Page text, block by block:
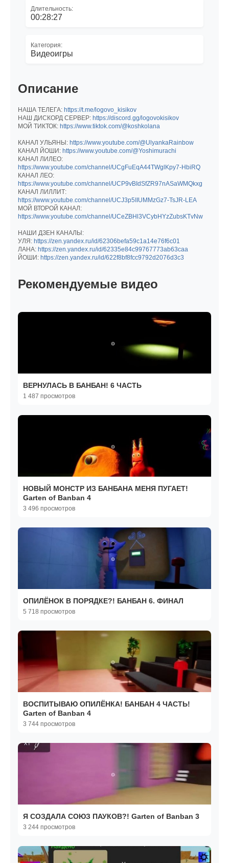
Длительность:
00:28:27
Категория:
Видеоигры
Описание
НАША ТЕЛЕГА: https://t.me/logovo_kisikov
НАШ ДИСКОРД СЕРВЕР: https://discord.gg/logovokisikov
МОЙ ТИКТОК: https://www.tiktok.com/@koshkolana
КАНАЛ УЛЬЯНЫ: https://www.youtube.com/@UlyankaRainbow
КАНАЛ ЙОШИ: https://www.youtube.com/@Yoshimurachi
КАНАЛ ЛИЛЕО:
https://www.youtube.com/channel/UCgFuEqA44TWglKpy7-HbiRQ
КАНАЛ ЛЕО:
https://www.youtube.com/channel/UCP9vBIdSfZR97nASaWMQkxg
КАНАЛ ЛИЛЛИТ:
https://www.youtube.com/channel/UCJ3p5IIUMMzGz7-TsJR-LEA
МОЙ ВТОРОЙ КАНАЛ:
https://www.youtube.com/channel/UCeZBHl3VCybHYzZubsKTvNw
НАШИ ДЗЕН КАНАЛЫ:
УЛЯ: https://zen.yandex.ru/id/62306befa59c1a14e76f6c01
ЛАНА: https://zen.yandex.ru/id/62335e84c99767773ab63caa
ЙОШИ: https://zen.yandex.ru/id/622f8bf8fcc9792d2076d3c3
Рекомендуемые видео
ВЕРНУЛАСЬ В БАНБАН! 6 ЧАСТЬ
1 487 просмотров
НОВЫЙ МОНСТР ИЗ БАНБАНА МЕНЯ ПУГАЕТ!
Garten of Banban 4
3 496 просмотров
ОПИЛЁНОК В ПОРЯДКЕ?! БАНБАН 6. ФИНАЛ
5 718 просмотров
ВОСПИТЫВАЮ ОПИЛЁНКА! БАНБАН 4 ЧАСТЬ!
Garten of Banban 4
3 744 просмотров
Я СОЗДАЛА СОЮЗ ПАУКОВ?! Garten of Banban 3
3 244 просмотров